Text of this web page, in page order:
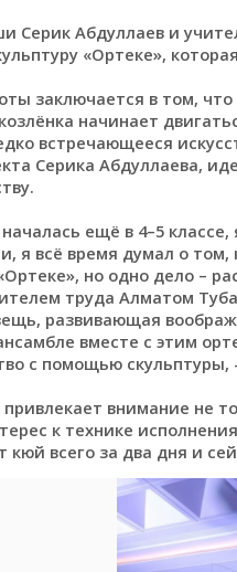
Серик Абдуллаев и
«Ортеке»,
заключается в том,
начинает
встречающееся
Серика Абдуллаева,
ещё в 4–5
я всё время думал о
но одно дело –
труда Алматом
развивающая
вместе с этим
с помощью скульптуры,
внимание не
к технике
кюй всего за два дня и